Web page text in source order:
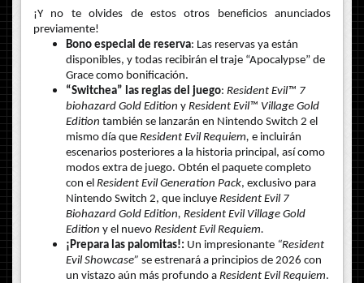
¡Y no te olvides de estos otros beneficios anunciados
previamente!
Bono especial de reserva: Las reservas ya están
disponibles, y todas recibirán el traje “Apocalypse” de
Grace como bonificación.
“Switchea” las reglas del juego: Resident Evil™ 7
biohazard Gold Edition y Resident Evil™ Village Gold
Edition también se lanzarán en Nintendo Switch 2 el
mismo día que Resident Evil Requiem, e incluirán
escenarios posteriores a la historia principal, así como
modos extra de juego. Obtén el paquete completo
con el Resident Evil Generation Pack, exclusivo para
Nintendo Switch 2, que incluye Resident Evil 7
Biohazard Gold Edition, Resident Evil Village Gold
Edition y el nuevo Resident Evil Requiem.
¡Prepara las palomitas!: Un impresionante “Resident
Evil Showcase” se estrenará a principios de 2026 con
un vistazo aún más profundo a Resident Evil Requiem.